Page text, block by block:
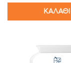
ΚΑΛΑΘΙ